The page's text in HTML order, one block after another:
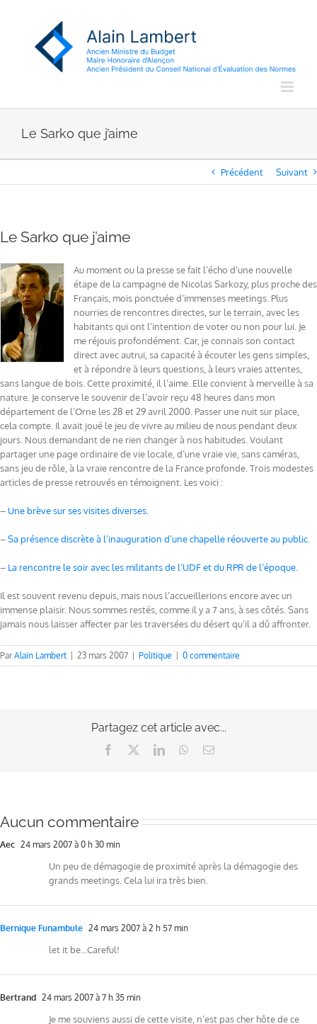
Le Sarko que j’aime
Précédent Suivant
Le Sarko que j’aime
Au moment ou la presse se fait l’écho d’une nouvelle
étape de la campagne de Nicolas Sarkozy, plus proche des
Français, mois ponctuée d’immenses meetings. Plus
nourries de rencontres directes, sur le terrain, avec les
habitants qui ont l’intention de voter ou non pour lui. Je
me réjouis profondément. Car, je connais son contact
direct avec autrui, sa capacité à écouter les gens simples,
et à répondre à leurs questions, à leurs vraies attentes,
sans langue de bois. Cette proximité, il l’aime. Elle convient à merveille à sa
nature. Je conserve le souvenir de l’avoir reçu 48 heures dans mon
département de l’Orne les 28 et 29 avril 2000. Passer une nuit sur place,
cela compte. Il avait joué le jeu de vivre au milieu de nous pendant deux
jours. Nous demandant de ne rien changer à nos habitudes. Voulant
partager une page ordinaire de vie locale, d’une vraie vie, sans caméras,
sans jeu de rôle, à la vraie rencontre de la France profonde. Trois modestes
articles de presse retrouvés en témoignent. Les voici :
– Une brève sur ses visites diverses.
–Sa présence discrète à l’inauguration d’une chapelle réouverte au public.
– La rencontre le soir avec les militants de l’UDF et du RPR de l’époque.
Il est souvent revenu depuis, mais nous l’accueillerions encore avec un
immense plaisir. Nous sommes restés, comme il y a 7 ans, à ses côtés. Sans
jamais nous laisser affecter par les traversées du désert qu’il a dû affronter.
ParAlain Lambert 23 mars 2007 Politique 0 commentaire
Partagez cet article avec...
Facebook LinkedInWhatsApp
Email
Aucun commentaire
Aec 24 mars 2007 à 0 h 30 min
Un peu de démagogie de proximité après la démagogie des
grands meetings. Cela lui ira très bien.
Bernique Funambule 24 mars 2007 à 2 h 57 min
let it be…Careful!
Bertrand 24 mars 2007 à 7 h 35 min
Je me souviens aussi de cette visite, n’est pas cher hôte de ce